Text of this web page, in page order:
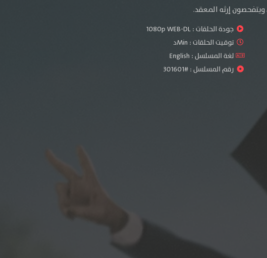
إرثه المعقد.
جودة الحلقات :1080p WEB-DL
توقيت الحلقات : Minد
لغة المسلسل : English
رقم المسلسل : #301601